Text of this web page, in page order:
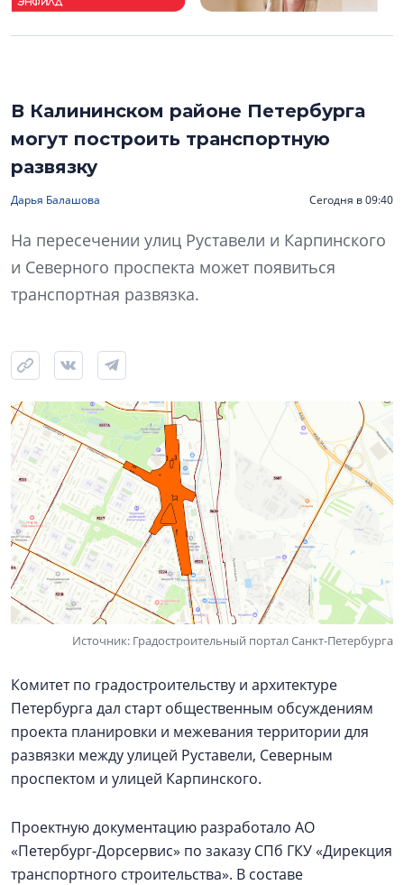
В Калининском районе Петербурга
могут построить транспортную
развязку
Дарья Балашова Сегодня в 09:40
На пересечении улиц Руставели и Карпинского
и Северного проспекта может появиться
транспортная развязка.
Источник: Градостроительный портал Санкт-Петербурга
Комитет по градостроительству и архитектуре
Петербурга дал старт общественным обсуждениям
проекта планировки и межевания территории для
развязки между улицей Руставели, Северным
проспектом и улицей Карпинского.
Проектную документацию разработало АО
«Петербург-Дорсервис» по заказу СПб ГКУ «Дирекция
транспортного строительства». В составе